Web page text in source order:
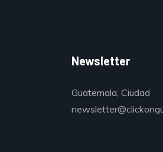
Newsletter
Guatemala, Ciudad